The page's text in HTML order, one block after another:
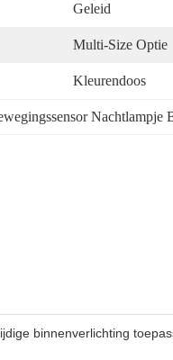
Geleid
Multi-Size Optie
Kleurendoos
Nachtlampje
binnenverlichting